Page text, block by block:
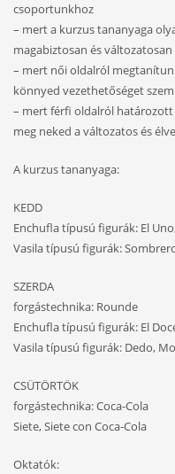
csoportunkhoz
– mert a kurzus tananyaga
magabiztosan és
– mert női oldalról
könnyed vezethetőséget
– mert férfi oldalról
meg neked a változatos és
A kurzus tananyaga:
KEDD
Enchufla típusú figurák: El
Vasila típusú figurák:
SZERDA
forgástechnika: Rounde
Enchufla típusú figurák: El
Vasila típusú figurák: Dedo,
CSÜTÖRTÖK
forgástechnika: Coca-Cola
Siete, Siete con Coca-Cola
Oktatók: